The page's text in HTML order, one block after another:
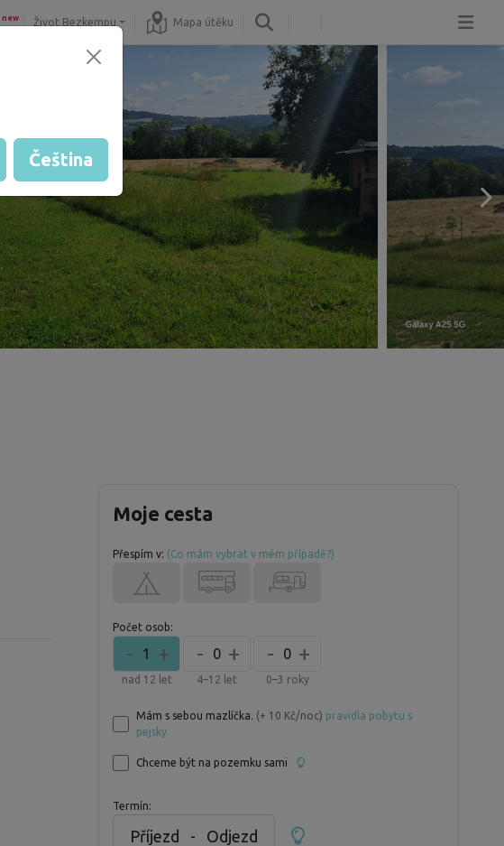
new Život Bezkempu Mapa útěku
Moje cesta
Přespím v: (Co mám vybrat v mém případě?)
Počet osob:
- +
1
nad 12 let
- +
0
4–12 let
- +
0
0–3 roky
Mám s sebou mazlíčka. (+ 10 Kč/noc) pravidla pobytu s
pejsky
Chceme být na pozemku sami
Termín:
Příjezd - Odjezd
Čeština